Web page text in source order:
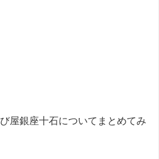
屋銀座十石についてまとめてみ